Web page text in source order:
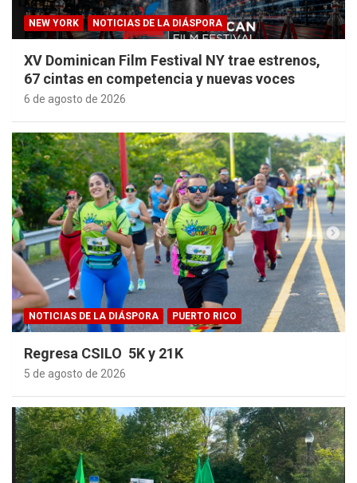
NEW YORK NOTICIAS DE LA DIÁSPORA
XV Dominican Film Festival NY trae estrenos,
67 cintas en competencia y nuevas voces
6 de agosto de 2026
NOTICIAS DE LA DIÁSPORA PUERTO RICO
Regresa CSILO 5K y 21K
5 de agosto de 2026